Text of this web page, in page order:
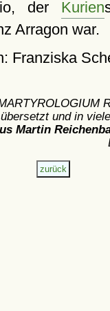
der Kurien
Arragon war.
Franziska
übersetzt und in
Martin